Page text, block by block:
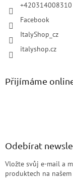
+420314008310
Facebook
ItalyShop_cz
italyshop.cz
Přijímáme
Odebírat
Vložte svůj e-mail a
produktech na